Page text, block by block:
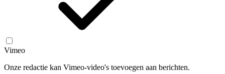
Vimeo
Onze redactie kan Vimeo-video's toevoegen aan berichten.